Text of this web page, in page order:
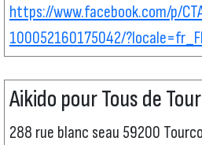
https://www.facebook.com/p/
100052160175042/
Aikido pour Tous de
288 rue blanc seau 59200